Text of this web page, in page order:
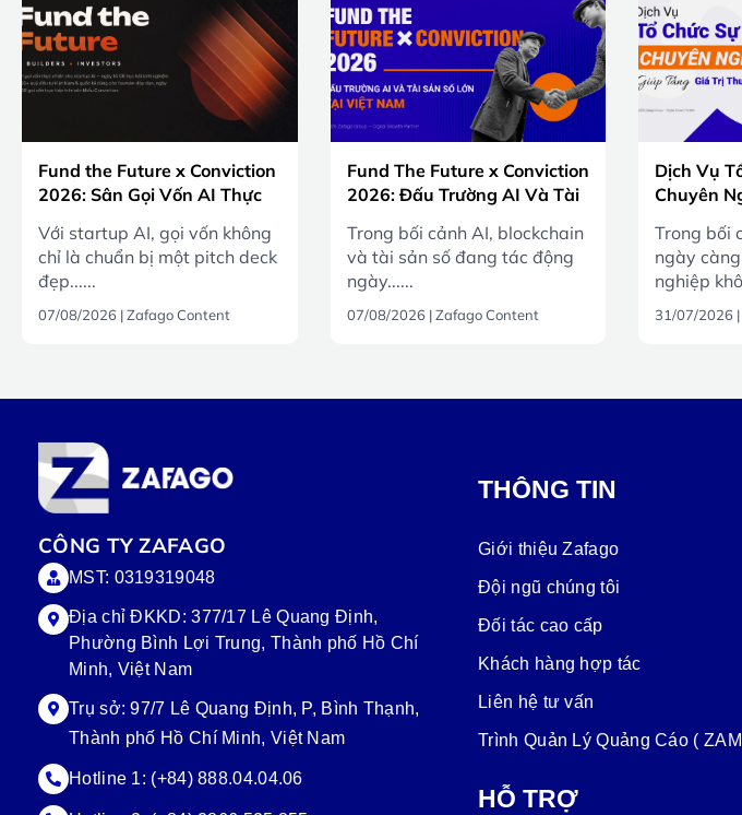
Fund the Future x Conviction
2026: Sân Gọi Vốn AI Thực
Với startup AI, gọi vốn không
chỉ là chuẩn bị một pitch deck
đẹp......
07/08/2026 |Zafago Content
Fund The Future x Conviction
2026: Đấu Trường AI Và Tài
Trong bối cảnh AI, blockchain
và tài sản số đang tác động
ngày......
07/08/2026 |Zafago Content
Dịch Vụ
Chuyên
Trong bối
ngày
nghiệp
31/07/2026 |
CÔNG TY ZAFAGO
MST: 0319319048
Địa chỉ ĐKKD: 377/17 Lê Quang Định,
Phường Bình Lợi Trung, Thành phố Hồ Chí
Minh, Việt Nam
Trụ sở:97/7 Lê Quang Định, P, Bình Thạnh,
Thành phố Hồ Chí Minh, Việt Nam
Hotline 1: (+84) 888.04.04.06
THÔNG TIN
Giới thiệu Zafago
Đội ngũ chúng tôi
Đối tác cao cấp
Khách hàng hợp tác
Liên hệ tư vấn
Trình Quản Lý Quảng Cáo (
HỖ TRỢ